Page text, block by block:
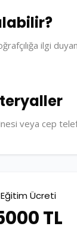
ilgi
veya cep
Eğitim Ücreti
TL